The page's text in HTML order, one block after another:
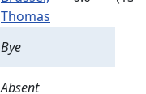
Thomas
Bye
Absent